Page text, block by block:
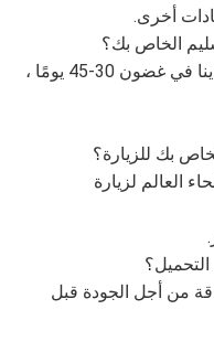
الخاص بك؟
ج: بشكل عام ، يكون وقت التسليم لدينا في غضون 30-45 يومًا ،
بك للزيارة؟
العالم لزيارة
من أجل الجودة قبل